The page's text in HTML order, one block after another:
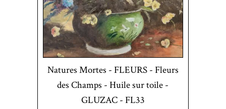
Natures Mortes - FLEURS - Fleurs
des Champs - Huile sur toile -
GLUZAC - FL33